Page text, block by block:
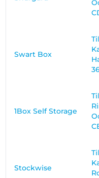
Swart Box
1Box Self Storage
Stockwise